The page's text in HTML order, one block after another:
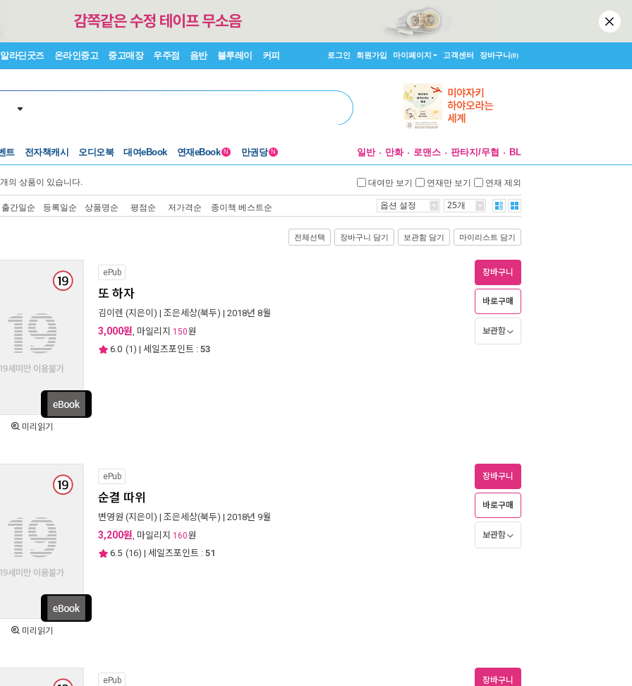
알라딘굿즈 온라인중고 중고매장 우주점 음반 블루레이 커피 로그인 회원가입 마이페이지 고객센터 장바구니(0)
트 전자책캐시 오디오북 대여eBook 연재eBook N 만권당 N 일반 만화 로맨스 판타지/무협 BL
개의 상품이 있습니다. 대여만 보기 연재만 보기 연재 제외
출간일순 등록일순 상품명순 평점순 저가격순 종이책 베스트순 옵션 설정 25개
전체선택 장바구니 담기 보관함 담기 마이리스트 담기
미리읽기
ePub
또 하자
김이렌 (지은이) | 조은세상(북두) | 2018년 8월
3,000원, 마일리지 150원
6.0 (1) | 세일즈포인트 : 53
장바구니
바로구매
보관함
미리읽기
ePub
순결 따위
변영원 (지은이) | 조은세상(북두) | 2018년 9월
3,200원, 마일리지 160원
6.5 (16) | 세일즈포인트 : 51
장바구니
바로구매
보관함
ePub 장바구니